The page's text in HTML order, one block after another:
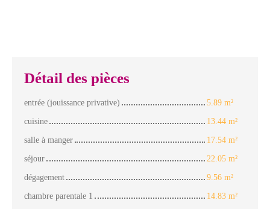
Détail des pièces
entrée (jouissance privative)
5.89 m²
cuisine
13.44 m²
salle à manger
17.54 m²
séjour
22.05 m²
dégagement
9.56 m²
chambre parentale 1
14.83 m²